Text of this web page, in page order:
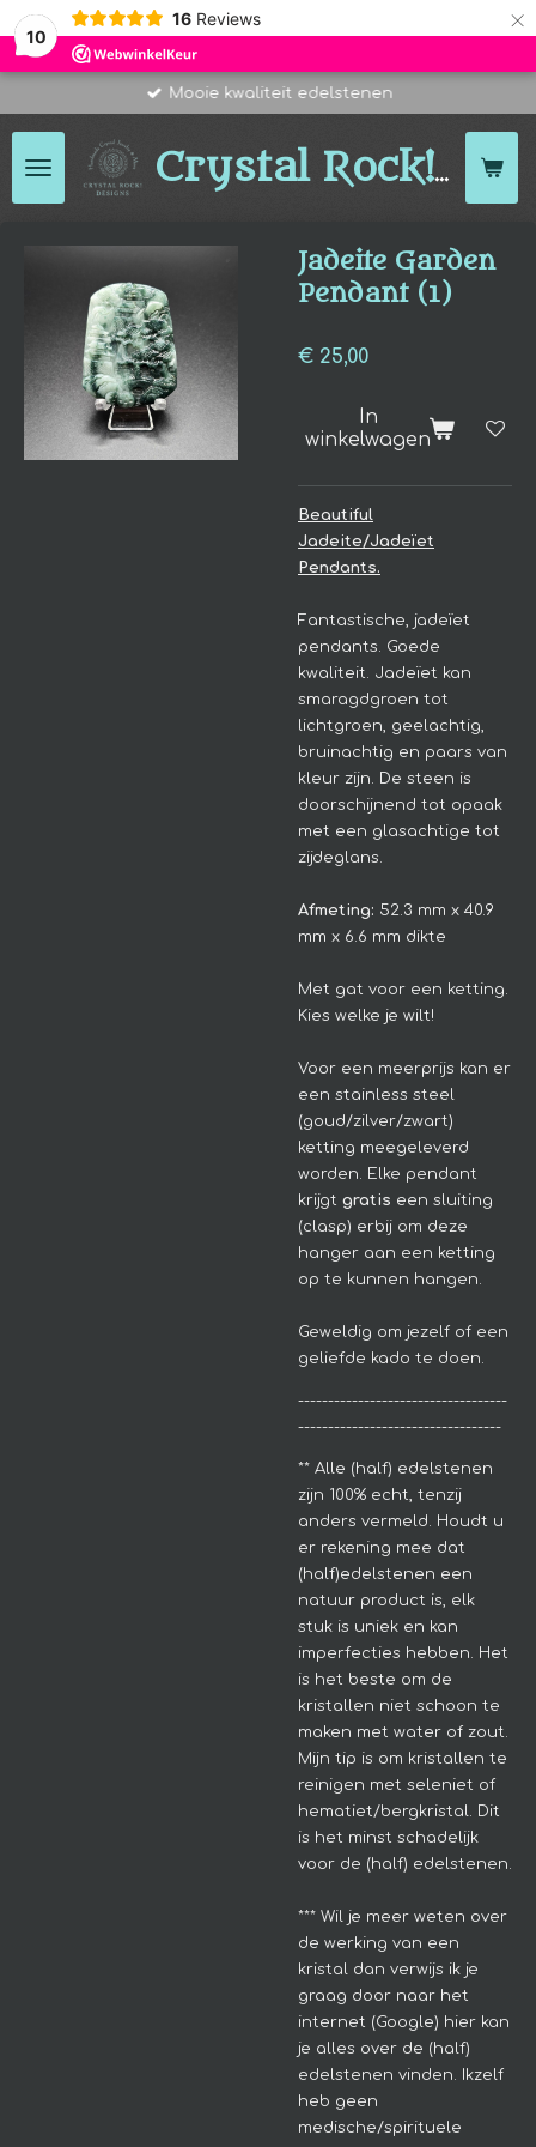
10
16 Reviews ×
Crystal Rock!
Mooie kwaliteit edelstenen
Jadeite Garden
Pendant (1)
€ 25,00
In
winkelwagen
Beautiful
Jadeite/Jadeïet
Pendants.
Fantastische, jadeïet
pendants. Goede
kwaliteit. Jadeïet kan
smaragdgroen tot
lichtgroen, geelachtig,
bruinachtig en paars van
kleur zijn. De steen is
doorschijnend tot opaak
met een glasachtige tot
zijdeglans.
Afmeting: 52.3 mm x 40.9
mm x 6.6 mm dikte
Met gat voor een ketting.
Kies welke je wilt!
Voor een meerprijs kan er
een stainless steel
(goud/zilver/zwart)
ketting meegeleverd
worden. Elke pendant
krijgt gratis een sluiting
(clasp) erbij om deze
hanger aan een ketting
op te kunnen hangen.
Geweldig om jezelf of een
geliefde kado te doen.
-----------------------------------
----------------------------------
** Alle (half) edelstenen
zijn 100% echt, tenzij
anders vermeld. Houdt u
er rekening mee dat
(half)edelstenen een
natuur product is, elk
stuk is uniek en kan
imperfecties hebben.
Het
is het beste om de
kristallen niet schoon te
maken met water of zout.
Mijn tip is om kristallen te
reinigen met seleniet of
hematiet/bergkristal. Dit
is het minst schadelijk
voor de (half) edelstenen.
*** Wil je meer weten over
de werking van een
kristal dan verwijs ik je
graag door naar het
internet (Google) hier kan
je alles over de (half)
edelstenen vinden. Ikzelf
heb geen
medische/spirituele